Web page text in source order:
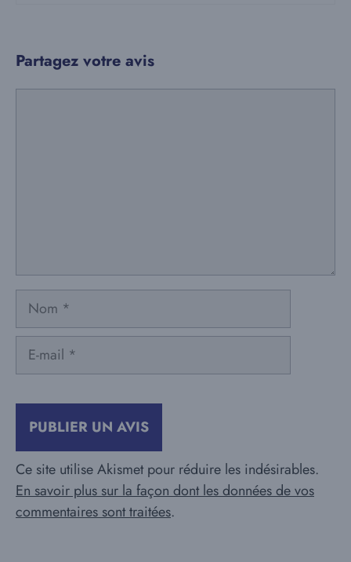
Partagez votre avis
Nom
Ce site utilise Akismet pour réduire les indésirables.
En savoir plus sur la façon dont les données de vos
commentaires sont traitées.